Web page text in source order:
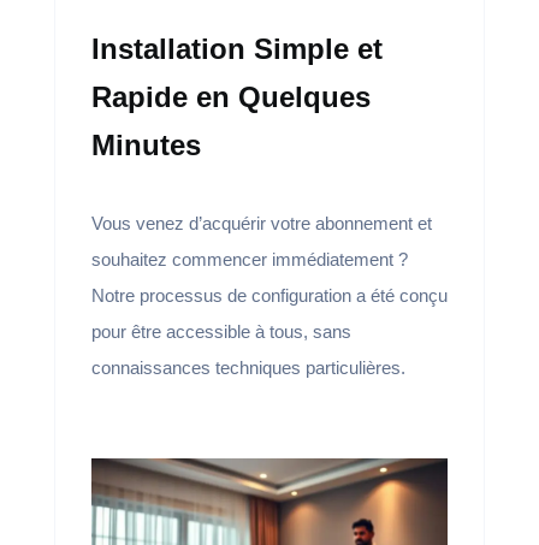
Installation Simple et
Rapide en Quelques
Minutes
Vous venez d’acquérir votre abonnement et
souhaitez commencer immédiatement ?
Notre processus de configuration a été conçu
pour être accessible à tous, sans
connaissances techniques particulières.